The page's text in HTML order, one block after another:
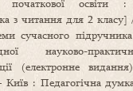
початкової
з читання для 2
сучасного підручника
науково-
(електронне
Київ : Педагогічна